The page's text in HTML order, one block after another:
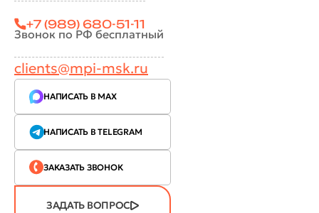
+7 (989) 680-51-11
Звонок по РФ бесплатный
clients@mpi-msk.ru
НАПИСАТЬ В MAX
НАПИСАТЬ В TELEGRAM
ЗАКАЗАТЬ ЗВОНОК
ЗАДАТЬ ВОПРОС